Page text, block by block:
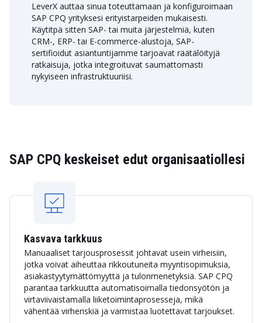
LeverX auttaa sinua toteuttamaan ja konfiguroimaan
SAP CPQ yrityksesi erityistarpeiden mukaisesti.
Käytitpä sitten SAP- tai muita järjestelmiä, kuten
CRM-, ERP- tai E-commerce-alustoja, SAP-
sertifioidut asiantuntijamme tarjoavat räätälöityjä
ratkaisuja, jotka integroituvat saumattomasti
nykyiseen infrastruktuuriisi.
SAP CPQ keskeiset edut organisaatiollesi
Kasvava tarkkuus
Manuaaliset tarjousprosessit johtavat usein virheisiin,
jotka voivat aiheuttaa rikkoutuneita myyntisopimuksia,
asiakastyytymättömyyttä ja tulonmenetyksiä. SAP CPQ
parantaa tarkkuutta automatisoimalla tiedonsyötön ja
virtaviivaistamalla liiketoimintaprosesseja, mikä
vähentää virheriskiä ja varmistaa luotettavat tarjoukset.